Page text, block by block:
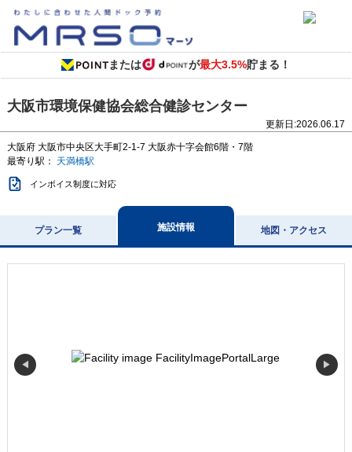
または が最大3.5%貯まる！
大阪市環境保健協会総合健診センター
更新日:2026.06.17
大阪府 大阪市中央区大手町2-1-7 大阪赤十字会館6階・7階
最寄り駅： 天満橋駅
インボイス制度に対応
プラン一覧 施設情報 地図・アクセス
◀ ▶